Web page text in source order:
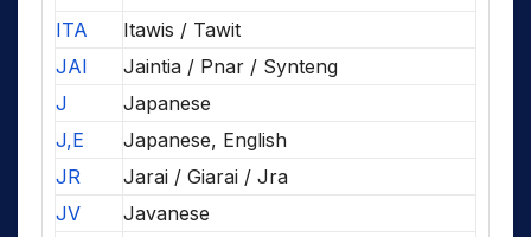
ITA
Itawis / Tawit
JAI
Jaintia / Pnar / Synteng
J
Japanese
J,E
Japanese, English
JR
Jarai / Giarai / Jra
JV
Javanese